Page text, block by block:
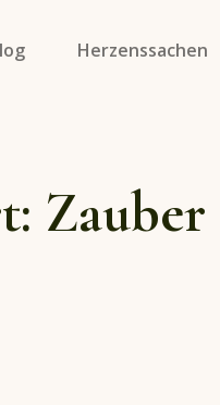
Herzenssachen
Porträts
Zauber